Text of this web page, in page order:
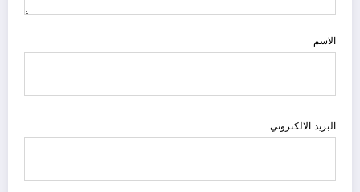
الاسم
البريد الالكتروني